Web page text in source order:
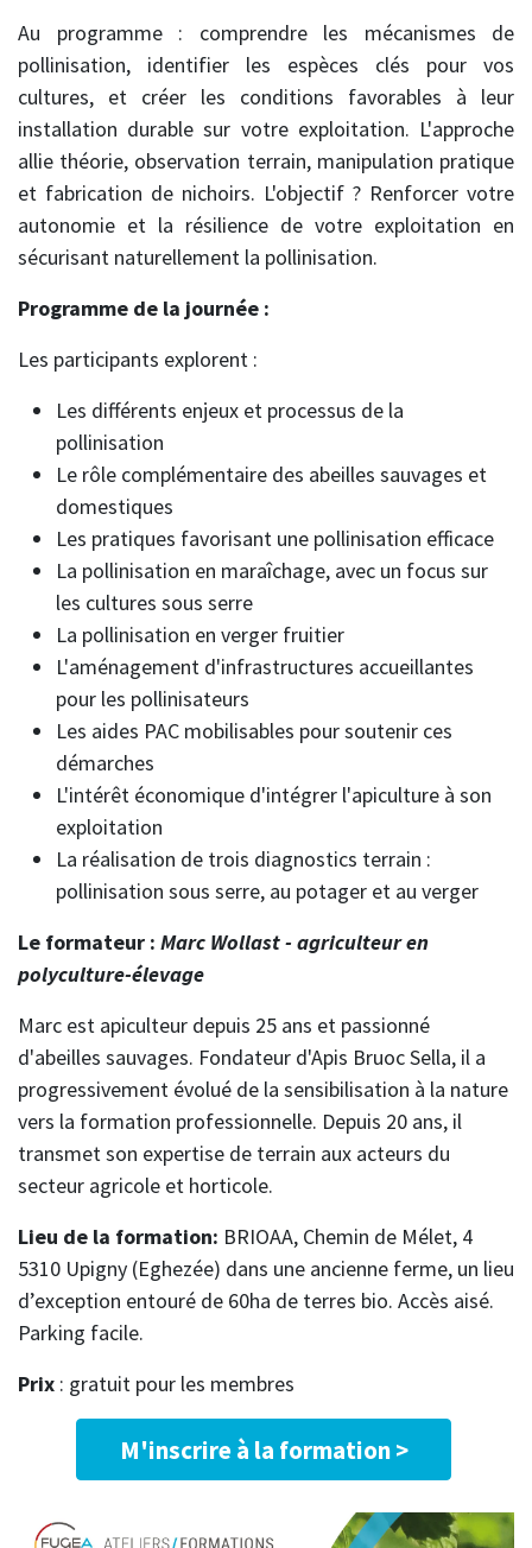
Au programme : comprendre les mécanismes de
pollinisation, identifier les espèces clés pour vos
cultures, et créer les conditions favorables à leur
installation durable sur votre exploitation. L'approche
allie théorie, observation terrain, manipulation pratique
et fabrication de nichoirs. L'objectif ? Renforcer votre
autonomie et la résilience de votre exploitation en
sécurisant naturellement la pollinisation.
Programme de la journée :
Les participants explorent :
Les différents enjeux et processus de la
pollinisation
Le rôle complémentaire des abeilles sauvages et
domestiques
Les pratiques favorisant une pollinisation efficace
La pollinisation en maraîchage, avec un focus sur
les cultures sous serre
La pollinisation en verger fruitier
L'aménagement d'infrastructures accueillantes
pour les pollinisateurs
Les aides PAC mobilisables pour soutenir ces
démarches
L'intérêt économique d'intégrer l'apiculture à son
exploitation
La réalisation de trois diagnostics terrain :
pollinisation sous serre, au potager et au verger
Le formateur : Marc Wollast - agriculteur en
polyculture-élevage
Marc est apiculteur depuis 25 ans et passionné
d'abeilles sauvages. Fondateur d'Apis Bruoc Sella, il a
progressivement évolué de la sensibilisation à la nature
vers la formation professionnelle. Depuis 20 ans, il
transmet son expertise de terrain aux acteurs du
secteur agricole et horticole.
Lieu de la formation: BRIOAA, Chemin de Mélet, 4
5310 Upigny (Eghezée) dans une ancienne ferme, un lieu
d’exception entouré de 60ha de terres bio. Accès aisé.
Parking facile.
Prix : gratuit pour les membres
M'inscrire à la formation >